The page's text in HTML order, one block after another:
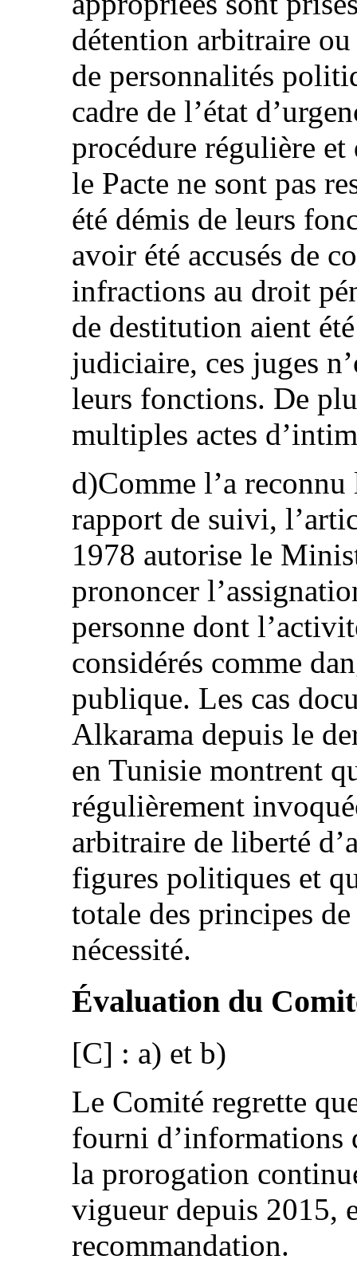
détention arbitraire ou
de personnalités
cadre de l’état
procédure régulière et
le Pacte ne sont pas
été démis de leurs
avoir été accusés de
infractions au droit
de destitution aient
judiciaire, ces juges
leurs fonctions. De
multiples actes
d)Comme l’a
rapport de suivi,
1978 autorise le
prononcer
personne dont
considérés comme
publique. Les cas
Alkarama depuis le
en Tunisie montrent
régulièrement
arbitraire de liberté
figures politiques et
totale des principes
nécessité.
Évaluation du
[C] : a) et b)
Le Comité regrette
fourni d’informations
la prorogation
vigueur depuis 2015,
recommandation.